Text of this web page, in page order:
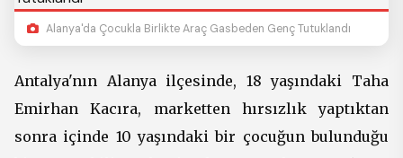
Alanya'da Çocukla Birlikte Araç Gasbeden Genç Tutuklandı
Antalya'nın Alanya ilçesinde, 18 yaşındaki Taha
Emirhan Kacıra, marketten hırsızlık yaptıktan
sonra içinde 10 yaşındaki bir çocuğun bulunduğu